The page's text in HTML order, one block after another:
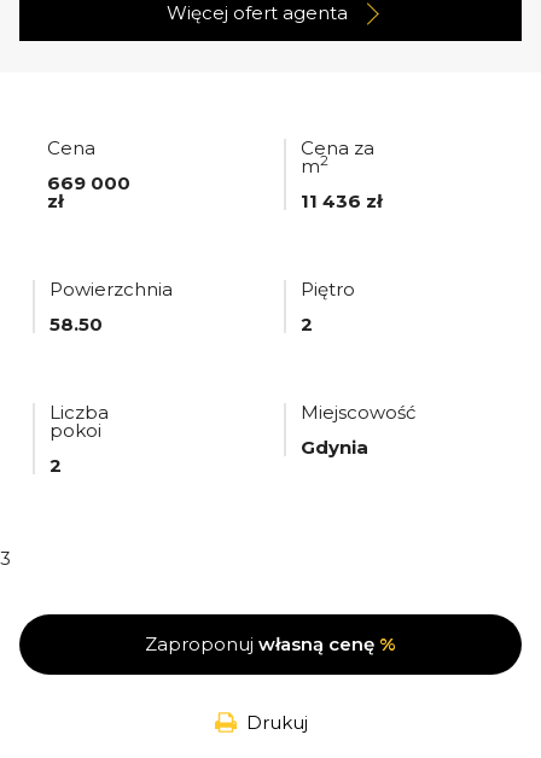
Więcej ofert agenta
Cena
669 000
zł
Cena za
m2
11 436 zł
Powierzchnia
58.50
Piętro
2
Liczba
pokoi
2
Miejscowość
Gdynia
3
Zaproponuj własną cenę %
Drukuj